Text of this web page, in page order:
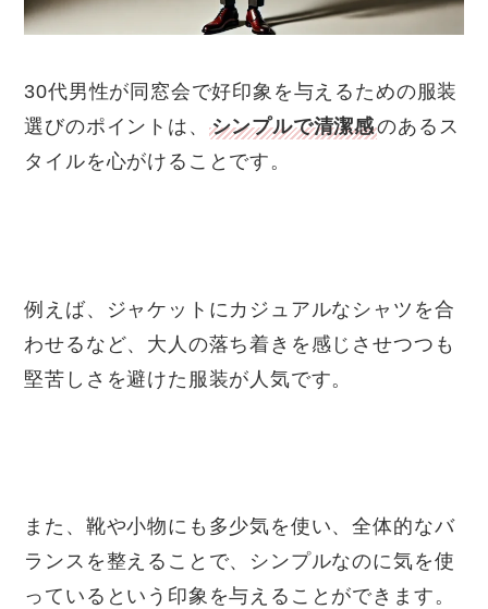
30代男性が同窓会で好印象を与えるための服装
選びのポイントは、 シンプルで清潔感のあるス
タイルを心がけることです。
例えば、ジャケットにカジュアルなシャツを合
わせるなど、大人の落ち着きを感じさせつつも
堅苦しさを避けた服装が人気です。
また、靴や小物にも多少気を使い、全体的なバ
ランスを整えることで、シンプルなのに気を使
っているという印象を与えることができます。